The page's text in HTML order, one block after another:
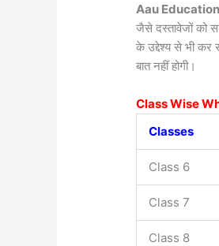
Aau
जैसे दस्तावेजों को
के उद्देश्य से भी कर
बात नहीं होगी।
Class Wise
Classes
Class 6
Class 7
Class 8